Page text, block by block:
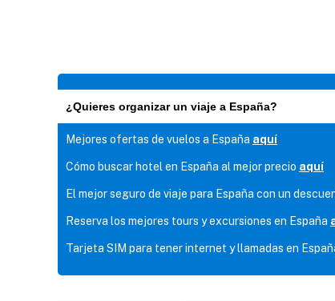
¿Quieres organizar un viaje a España?
Mejores ofertas de vuelos a España aquí
Cómo buscar hotel en España al mejor precio aquí
El mejor seguro de viaje para España con un
Reserva los mejores tours y excursiones en España
Tarjeta SIM para tener internet y llamadas en